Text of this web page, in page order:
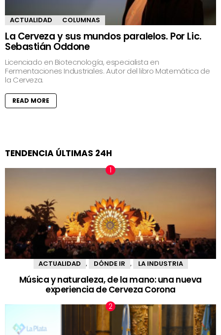
ACTUALIDAD COLUMNAS
La Cerveza y sus mundos paralelos. Por Lic.
Sebastián Oddone
Licenciado en Biotecnología, especialista en
Fermentaciones Industriales. Autor del libro Matemática de
la Cerveza.
READ MORE
TENDENCIA ÚLTIMAS 24H
ACTUALIDAD DÓNDE IR LA INDUSTRIA
Música y naturaleza, de la mano: una nueva
experiencia de Cerveza Corona